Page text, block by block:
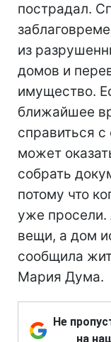
пострадал.
из
домов и
имущество.
ближайшее
справиться
может
собрать
потому что
уже просели.
вещи, а дом
сообщила
Мария Дума.
Не
на